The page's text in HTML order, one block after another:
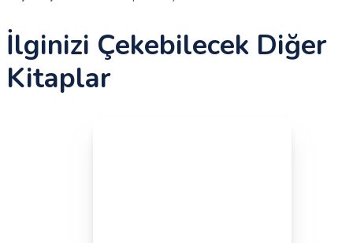
İlginizi Çekebilecek Diğer
Kitaplar